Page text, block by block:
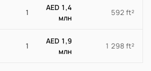
1
AED 1,4
млн
592 ft²
1
AED 1,9
млн
1 298 ft²